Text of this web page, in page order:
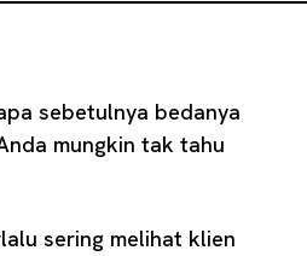
sebetulnya bedanya
mungkin tak tahu
sering melihat klien